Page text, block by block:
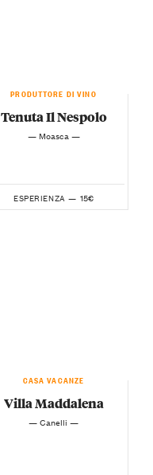
PRODUTTORE DI VINO
Tenuta Il Nespolo
— Moasca —
ESPERIENZA — 15€
CASA VACANZE
Villa Maddalena
— Canelli —